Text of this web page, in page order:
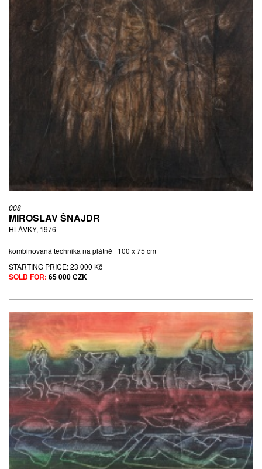
008
MIROSLAV ŠNAJDR
HLÁVKY, 1976
kombinovaná technika na plátně | 100 x 75 cm
STARTING PRICE:23 000 Kč
SOLD FOR: 65 000 CZK